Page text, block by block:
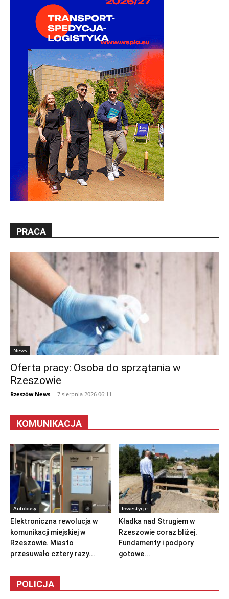
PRACA
News
Oferta pracy: Osoba do sprzątania w
Rzeszowie
Rzeszów News - 7 sierpnia 2026 06:11
KOMUNIKACJA
Autobusy
Elektroniczna rewolucja w
komunikacji miejskiej w
Rzeszowie. Miasto
przesuwało cztery razy...
Inwestycje
Kładka nad Strugiem w
Rzeszowie coraz bliżej.
Fundamenty i podpory
gotowe...
POLICJA